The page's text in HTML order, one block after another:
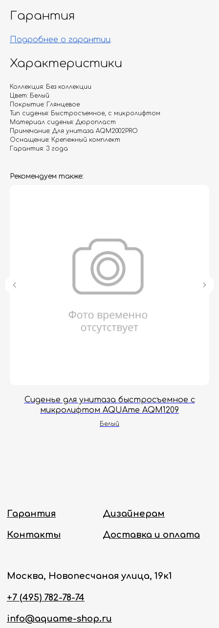
Гарантия
Подробнее о гарантии.
Характеристики
Коллекция: Без коллекции
Цвет: Белый
Покрытие: Глянцевое
Тип сиденья: Быстросъемное, с микролифтом
Материал сиденья: Дюропласт
Примечание: Для унитаза AQM2002PRO
Оснащение: Крепежный комплект
Гарантия: 3 года
Рекомендуем также:
Сиденье для унитаза быстросъемное с
микролифтом AQUAme AQM1209
Белый
Доставка и оплата
Москва, Новопесчаная улица, 19к1